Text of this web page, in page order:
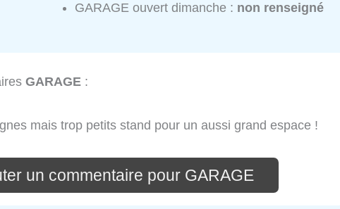
GARAGE ouvert dimanche : non renseigné
GARAGE :
mais trop petits stand pour un aussi grand espace !
un commentaire pour GARAGE